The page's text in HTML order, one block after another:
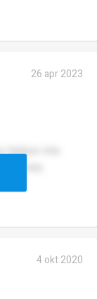
26 apr 2023
inte
prata.
4 okt 2020